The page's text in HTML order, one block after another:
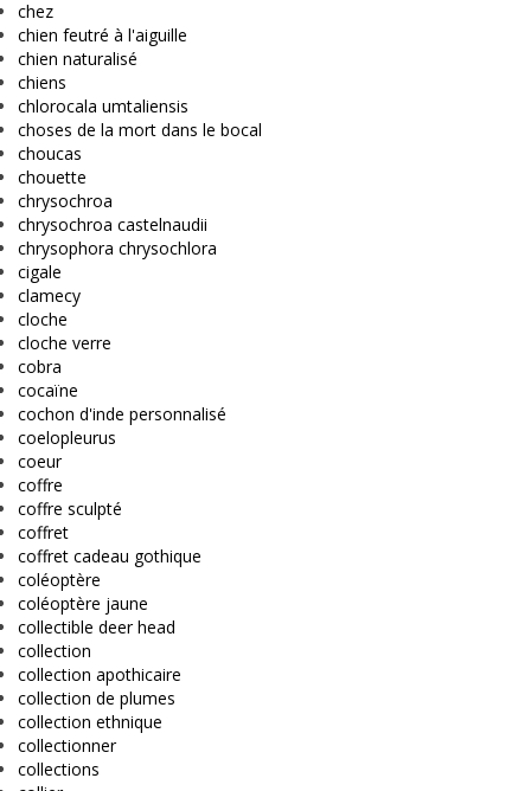
chez
chien feutré à l'aiguille
chien naturalisé
chiens
chlorocala umtaliensis
choses de la mort dans le bocal
choucas
chouette
chrysochroa
chrysochroa castelnaudii
chrysophora chrysochlora
cigale
clamecy
cloche
cloche verre
cobra
cocaïne
cochon d'inde personnalisé
coelopleurus
coeur
coffre
coffre sculpté
coffret
coffret cadeau gothique
coléoptère
coléoptère jaune
collectible deer head
collection
collection apothicaire
collection de plumes
collection ethnique
collectionner
collections